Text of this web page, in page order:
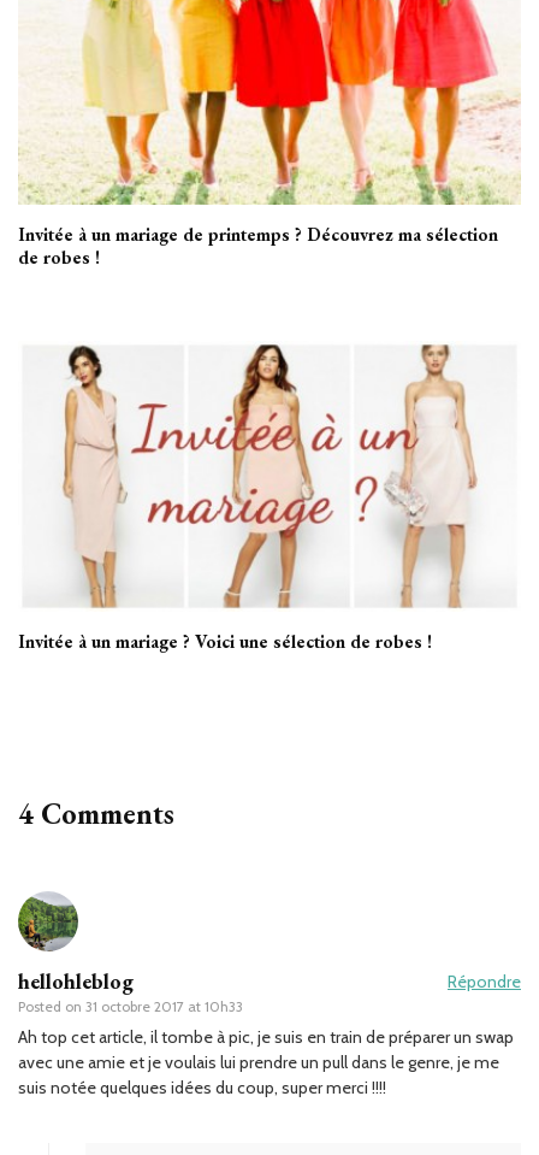
Invitée à un mariage de printemps ? Découvrez ma sélection
de robes !
Invitée à un mariage ? Voici une sélection de robes !
4 Comments
hellohleblog
Posted on 31 octobre 2017 at 10h33
Répondre
Ah top cet article, il tombe à pic, je suis en train de préparer un swap
avec une amie et je voulais lui prendre un pull dans le genre, je me
suis notée quelques idées du coup, super merci !!!!